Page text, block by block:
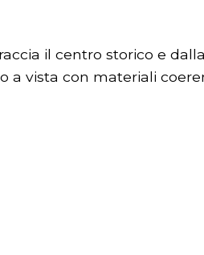
il centro storico e
a vista con materiali